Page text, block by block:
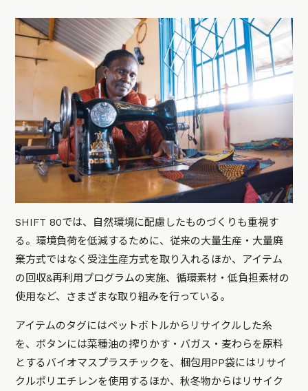
SHIFT 80では、自然環境に配慮したものづくりも重視す
る。環境負荷を低減するために、従来の大量生産・大量廃
棄方式ではなく受注生産方式を取り入れるほか、アイテム
の回収&再利用プログラムの実施、循環素材・低負担素材の
使用など、さまざまな取り組みを行っている。
アイテムのタグにはペットボトルからリサイクルした糸
を、ボタンには菜種油の搾りかす・バガス・麦わらを原料
とするバイオマスプラスチックを、梱包用PP袋にはリサイ
クルポリエチレンを使用するほか、秋冬物からはリサイク